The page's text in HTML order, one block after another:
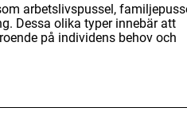
arbetslivspussel,
Dessa olika typer innebär att
på individens behov och